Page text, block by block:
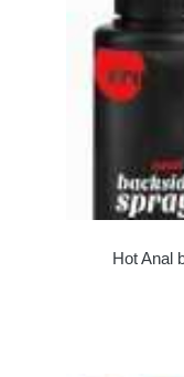
Hot Anal